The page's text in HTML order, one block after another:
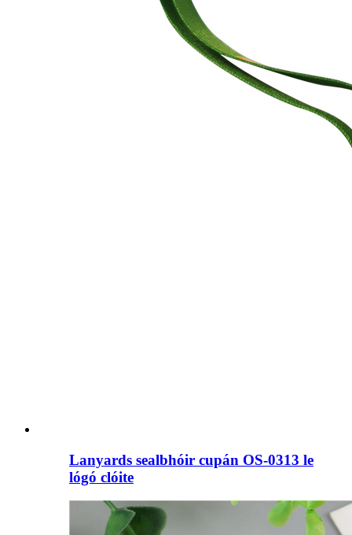
Lanyards sealbhóir cupán OS-0313 le
lógó clóite